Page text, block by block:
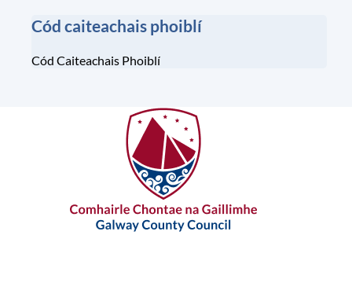
Cód caiteachais phoiblí
Cód Caiteachais Phoiblí